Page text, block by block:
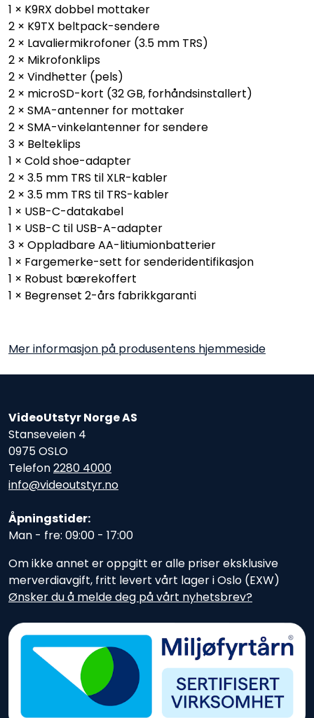
1 × K9RX dobbel mottaker
2 × K9TX beltpack-sendere
2 × Lavaliermikrofoner (3.5 mm TRS)
2 × Mikrofonklips
2 × Vindhetter (pels)
2 × microSD-kort (32 GB, forhåndsinstallert)
2 × SMA-antenner for mottaker
2 × SMA-vinkelantenner for sendere
3 × Belteklips
1 × Cold shoe-adapter
2 × 3.5 mm TRS til XLR-kabler
2 × 3.5 mm TRS til TRS-kabler
1 × USB-C-datakabel
1 × USB-C til USB-A-adapter
3 × Oppladbare AA-litiumionbatterier
1 × Fargemerke-sett for senderidentifikasjon
1 × Robust bærekoffert
1 × Begrenset 2-års fabrikkgaranti
Mer informasjon på produsentens hjemmeside
VideoUtstyr Norge AS
Stanseveien 4
0975 OSLO
Telefon2280 4000
info@videoutstyr.no
Åpningstider:
Man - fre: 09:00 - 17:00
Om ikke annet er oppgitt er alle priser eksklusive
merverdiavgift, fritt levert vårt lager i Oslo (EXW)
Ønsker du å melde deg på vårt nyhetsbrev?